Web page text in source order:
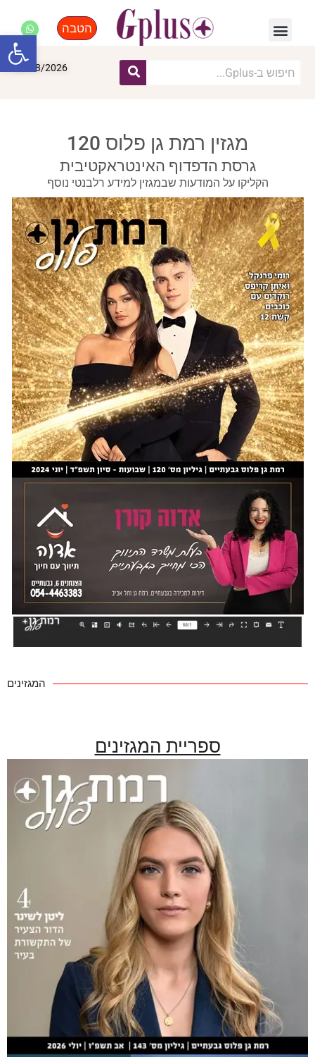
הטבה
08/08/2026
מגזין רמת גן פלוס 120
גרסת הדפדוף האינטראקטיבית
הקליקו על המודעות שבמגזין למידע רלבנטי נוסף
המגזינים
ספריית המגזינים
פתח